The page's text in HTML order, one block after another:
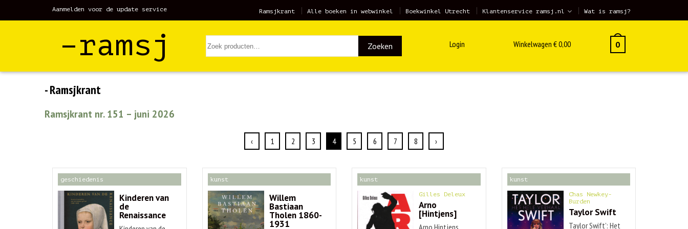
Aanmelden voor de update service Ramsjkrant Alle boeken in webwinkel Boekwinkel Utrecht Klantenservice ramsj.nl Wat is ramsj?
–ramsj Zoeken Login Winkelwagen €0,00 0
- Ramsjkrant
Ramsjkrant nr. 151 – juni 2026
‹ 1 2 3 4 5 6 7 8 ›
geschiedenis
Kinderen van
de
Renaissance
kunst
Willem
Bastiaan
Tholen 1860-
1931
kunst
Gilles Deleux
Arno
[Hintjens]
Arno Hintjens
kunst
Chas Newkey-
Burden
Taylor Swift
Taylor Swift’: Het